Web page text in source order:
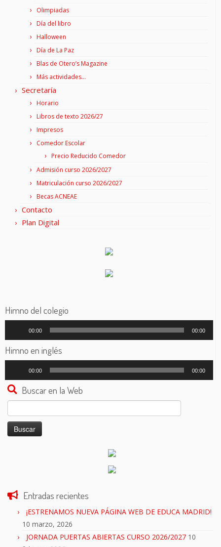
Olimpiadas
Día del libro
Halloween
Día de La Paz
Blas de Otero’s Magazine
Más actividades…
Secretaría
Horario
Libros de texto 2026/27
Impresos
Comedor Escolar
Precio Reducido Comedor
Admisión curso 2026/2027
Matriculación curso 2026/2027
Becas ACNEAE
Contacto
Plan Digital
Himno del colegio
audio
00:00 00:00
Himno en inglés
audio
00:00 00:00
Buscar en la Web
Buscar:
Entradas recientes
¡ESTRENAMOS NUEVA PÁGINA WEB DE EDUCA MADRID!
10 marzo, 2026
JORNADA PUERTAS ABIERTAS CURSO 2026/2027 10